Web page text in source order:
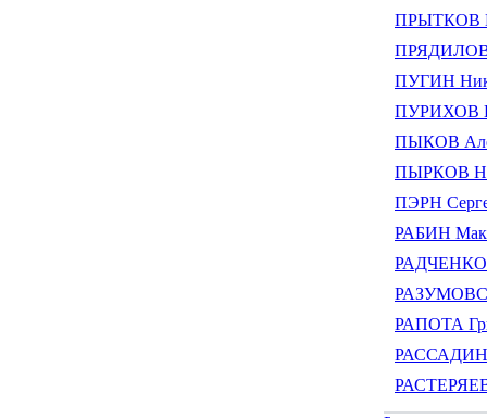
ПРЫТКОВ
ПРЯДИЛОВ
ПУГИН
ПУРИХОВ
ПЫКОВ
ПЫРКОВ
ПЭРН
РАБИН
РАДЧЕНКО
РАПОТА
РАССАДИН
РАСТЕРЯЕВ